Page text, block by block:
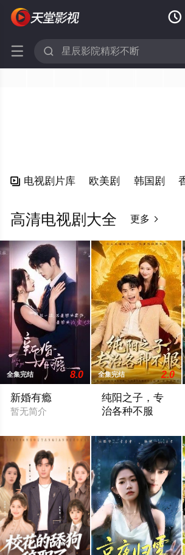

 
 电视剧片库 欧美剧 韩国剧
高清电视剧大全 更多 
全集完结 8.0
新婚有瘾
暂无简介
全集完结 2.0
纯阳之子，专
治各种不服